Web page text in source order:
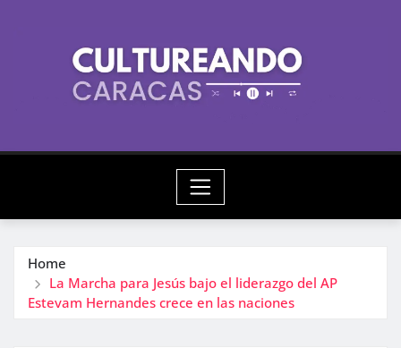
Home
La Marcha para Jesús bajo el liderazgo del AP
Estevam Hernandes crece en las naciones